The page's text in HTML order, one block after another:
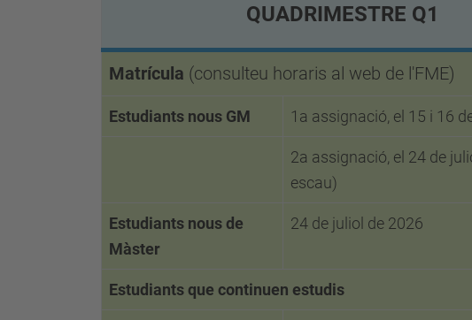
QUADRIMESTRE Q1
Matrícula (consulteu horaris al web de l'FME)
Estudiants nous GM 1a assignació, el 15 i 16
2a assignació, el 24 de
escau)
Estudiants nous de
Màster
24 de juliol de 2026
Estudiants que continuen estudis